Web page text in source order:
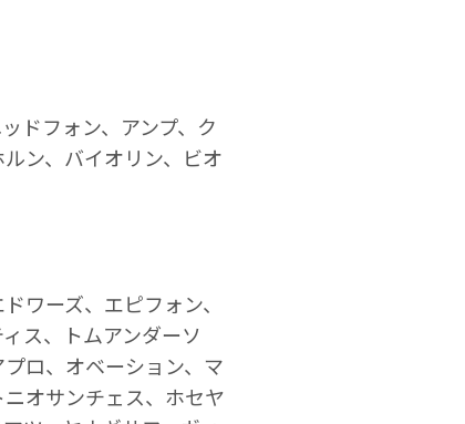
ドフォン、アンプ、ク
ン、バイオリン、ビオ
ワーズ、エピフォン、
ス、トムアンダーソ
ロ、オベーション、マ
オサンチェス、ホセヤ